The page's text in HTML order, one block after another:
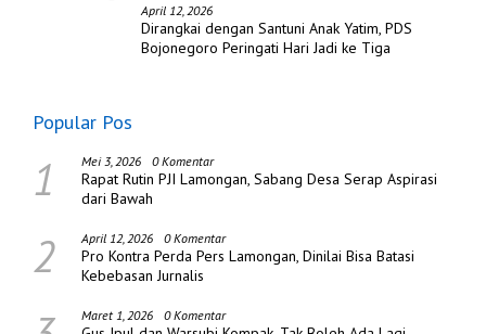
April 12, 2026
Dirangkai dengan Santuni Anak Yatim, PDS
Bojonegoro Peringati Hari Jadi ke Tiga
Popular Pos
1 Mei 3, 2026 0 Komentar
Rapat Rutin PJI Lamongan, Sabang Desa Serap Aspirasi
dari Bawah
2 April 12, 2026 0 Komentar
Pro Kontra Perda Pers Lamongan, Dinilai Bisa Batasi
Kebebasan Jurnalis
Maret 1, 2026 0 Komentar